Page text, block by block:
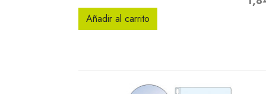
Añadir al carrito